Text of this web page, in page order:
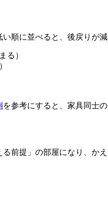
順に並べると、後戻りが減
る）
を参考にすると、家具同士
前提」の部屋になり、か